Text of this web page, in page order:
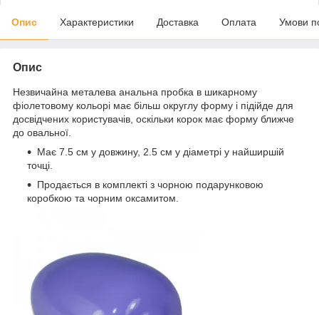
Опис Характеристики Доставка Оплата Умови
Опис
Незвичайна металева анальна пробка в шикарному
фіолетовому кольорі має більш округлу форму і підійде для
досвідчених користувачів, оскільки корок має форму ближче
до овальної.
Має 7.5 см у довжину, 2.5 см у діаметрі у найширшій
точці.
Продається в комплекті з чорною подарунковою
коробкою та чорним оксамитом.